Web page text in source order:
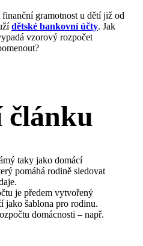
gramotnost u dětí již od
dětské bankovní účty. Jak
vzorový rozpočet
článku
taky jako domácí
pomáhá rodině sledovat
je předem vytvořený
jako šablona pro rodinu.
domácnosti – např.